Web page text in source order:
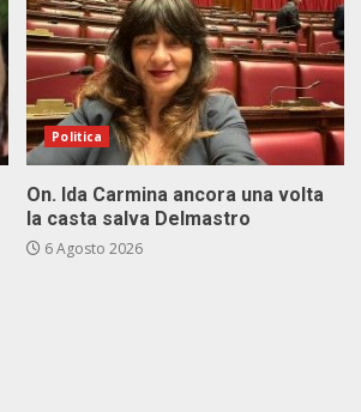
Politica
On. Ida Carmina ancora una volta
la casta salva Delmastro
6 Agosto 2026